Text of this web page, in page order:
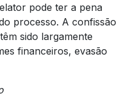
pode ter a pena
processo. A confissão
sido largamente
financeiros, evasão